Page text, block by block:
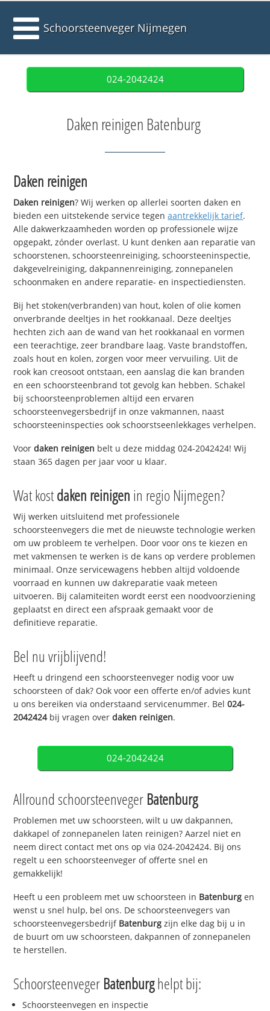
Schoorsteenveger Nijmegen
024-2042424
Daken reinigen Batenburg
Daken reinigen
Daken reinigen? Wij werken op allerlei soorten daken en
bieden een uitstekende service tegenaantrekkelijk tarief.
Alle dakwerkzaamheden worden op professionele wijze
opgepakt, zónder overlast. U kunt denken aan reparatie van
schoorstenen, schoorsteenreiniging, schoorsteeninspectie,
dakgevelreiniging, dakpannenreiniging, zonnepanelen
schoonmaken en andere reparatie- en inspectiediensten.
Bij het stoken(verbranden) van hout, kolen of olie komen
onverbrande deeltjes in het rookkanaal. Deze deeltjes
hechten zich aan de wand van het rookkanaal en vormen
een teerachtige, zeer brandbare laag. Vaste brandstoffen,
zoals hout en kolen, zorgen voor meer vervuiling. Uit de
rook kan creosoot ontstaan, een aanslag die kan branden
en een schoorsteenbrand tot gevolg kan hebben. Schakel
bij schoorsteenproblemen altijd een ervaren
schoorsteenvegersbedrijf in onze vakmannen, naast
schoorsteeninspecties ook schoorstseenlekkages verhelpen.
Voordaken reinigen belt u deze middag 024-2042424! Wij
staan 365 dagen per jaar voor u klaar.
Wat kostdaken reinigen in regio Nijmegen?
Wij werken uitsluitend met professionele
schoorsteenvegers die met de nieuwste technologie werken
om uw probleem te verhelpen. Door voor ons te kiezen en
met vakmensen te werken is de kans op verdere problemen
minimaal. Onze servicewagens hebben altijd voldoende
voorraad en kunnen uw dakreparatie vaak meteen
uitvoeren. Bij calamiteiten wordt eerst een noodvoorziening
geplaatst en direct een afspraak gemaakt voor de
definitieve reparatie.
Bel nu vrijblijvend!
Heeft u dringend een schoorsteenveger nodig voor uw
schoorsteen of dak? Ook voor een offerte en/of advies kunt
u ons bereiken via onderstaand servicenummer. Bel024-
2042424bij vragen overdaken reinigen.
024-2042424
Allround schoorsteenveger Batenburg
Problemen met uw schoorsteen, wilt u uw dakpannen,
dakkapel of zonnepanelen laten reinigen? Aarzel niet en
neem direct contact met ons op via 024-2042424. Bij ons
regelt u een schoorsteenveger of offerte snel en
gemakkelijk!
Heeft u een probleem met uw schoorsteen in Batenburg en
wenst u snel hulp, bel ons. De schoorsteenvegers van
schoorsteenvegersbedrijf Batenburg zijn elke dag bij u in
de buurt om uw schoorsteen, dakpannen of zonnepanelen
te herstellen.
Schoorsteenveger Batenburghelpt bij:
Schoorsteenvegen en inspectie